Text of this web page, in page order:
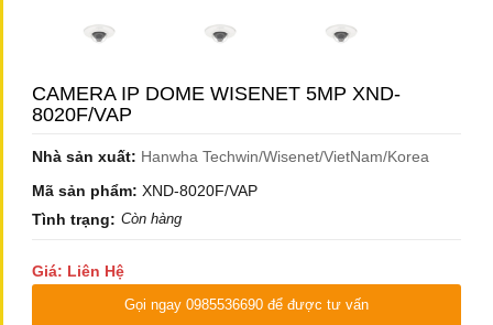
CAMERA IP DOME WISENET 5MP XND-
8020F/VAP
Nhà sản xuất: Hanwha Techwin/Wisenet/VietNam/Korea
Mã sản phẩm: XND-8020F/VAP
Tình trạng: Còn hàng
Giá: Liên Hệ
Gọi ngay 0985536690 để được tư vấn